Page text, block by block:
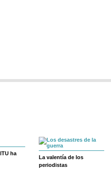
ha
La valentía de los
periodistas